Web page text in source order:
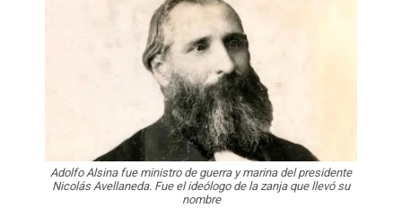
Adolfo Alsina fue ministro de guerra y marina del presidente
Nicolás Avellaneda. Fue el ideólogo de la zanja que llevó su
nombre